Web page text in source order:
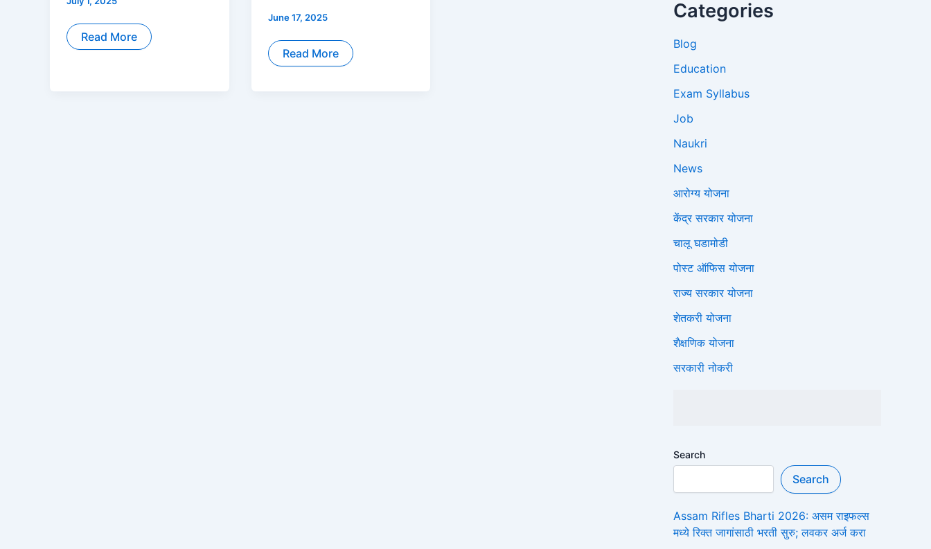
Post
Office
Read More
June 17, 2025
Post
Office
Read More
Categories
Blog
Education
Exam Syllabus
Job
Naukri
News
आरोग्य योजना
केंद्र सरकार योजना
चालू घडामोडी
पोस्ट ऑफिस योजना
राज्य सरकार योजना
शेतकरी योजना
शैक्षणिक योजना
सरकारी नोकरी
Search
Search
Assam Rifles Bharti 2026: असम राइफल्स
मध्ये रिक्त जागांसाठी भरती सुरु; लवकर अर्ज करा